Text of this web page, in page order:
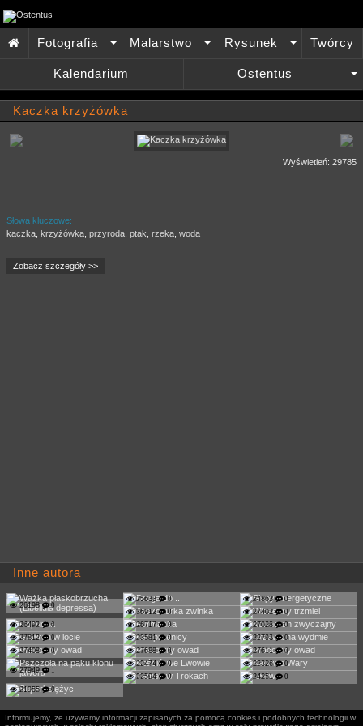

Fotografia
Malarstwo
Rysunek Twórcy
Kalendarium
+
Ostentus
Kaczka krzyżówka
Wyświetleń: 29785
Słowa kluczowe:
kaczka krzyżówka przyroda ptak rzeka woda
Zobacz szczegóły >>
Inne autora
26198 0
25633 0 24863 0
36912 0 27402 0
26492 0 26717 0 27028 0
27812 0 23581 0 22793 0
27408 0 27688 0 27611 0
27949 1
22474 0 22326 0
22594 0 24251 0
21955 0
Informujemy, że używamy informacji zapisanych za pomocą cookies i podobnych technologii w